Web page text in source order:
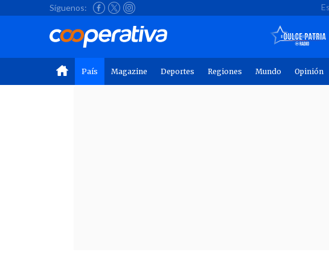
Síguenos:
País Magazine Deportes Regiones Mundo Opinión